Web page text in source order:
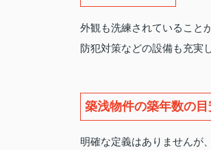
外観も洗練されていること
防犯対策などの設備も充実
築浅物件の築年数の目
明確な定義はありませんが